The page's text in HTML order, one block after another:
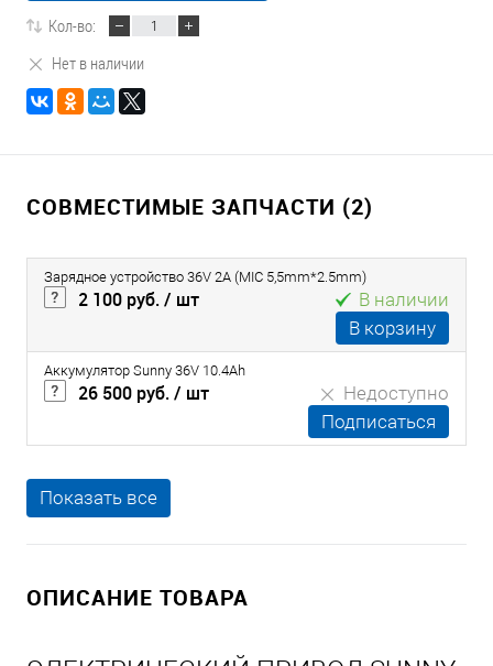
Кол-во:
Нет в наличии
СОВМЕСТИМЫЕ ЗАПЧАСТИ (2)
Зарядное устройство 36V 2A (MIC 5,5mm*2.5mm)
2 100 руб./ шт
В наличии
В корзину
Аккумулятор Sunny 36V 10.4Ah
26 500 руб./ шт
Недоступно
Подписаться
Показать все
ОПИСАНИЕ ТОВАРА